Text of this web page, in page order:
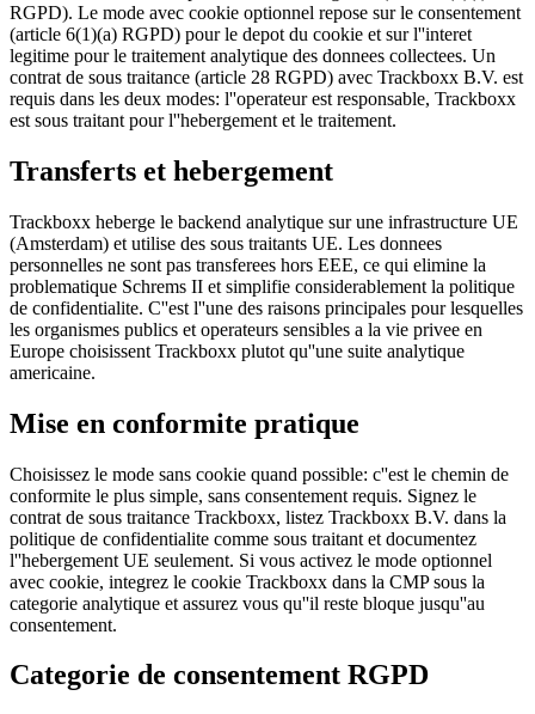
RGPD). Le mode avec cookie optionnel repose sur le consentement
(article 6(1)(a) RGPD) pour le depot du cookie et sur l''interet
legitime pour le traitement analytique des donnees collectees. Un
contrat de sous traitance (article 28 RGPD) avec Trackboxx B.V. est
requis dans les deux modes: l''operateur est responsable, Trackboxx
est sous traitant pour l''hebergement et le traitement.
Transferts et hebergement
Trackboxx heberge le backend analytique sur une infrastructure UE
(Amsterdam) et utilise des sous traitants UE. Les donnees
personnelles ne sont pas transferees hors EEE, ce qui elimine la
problematique Schrems II et simplifie considerablement la politique
de confidentialite. C''est l''une des raisons principales pour lesquelles
les organismes publics et operateurs sensibles a la vie privee en
Europe choisissent Trackboxx plutot qu''une suite analytique
americaine.
Mise en conformite pratique
Choisissez le mode sans cookie quand possible: c''est le chemin de
conformite le plus simple, sans consentement requis. Signez le
contrat de sous traitance Trackboxx, listez Trackboxx B.V. dans la
politique de confidentialite comme sous traitant et documentez
l''hebergement UE seulement. Si vous activez le mode optionnel
avec cookie, integrez le cookie Trackboxx dans la CMP sous la
categorie analytique et assurez vous qu''il reste bloque jusqu''au
consentement.
Categorie de consentement RGPD